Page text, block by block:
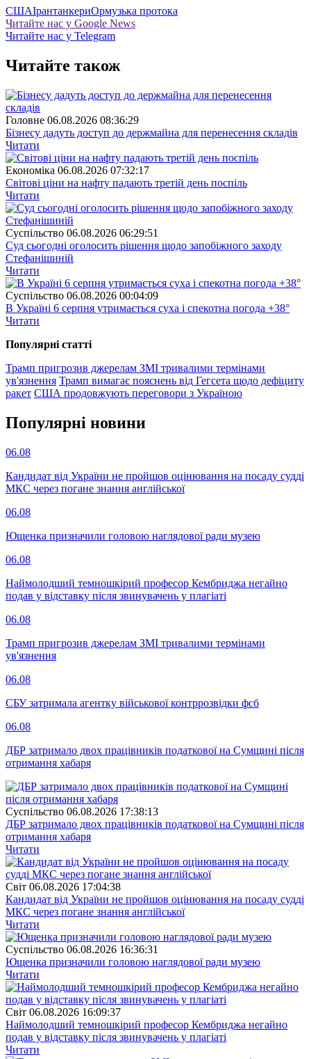
СШАІрантанкериОрмузька протока
Читайте нас у Google News
Читайте нас у Telegram
Читайте також
Головне 06.08.2026 08:36:29
Бізнесу дадуть доступ до держмайна для перенесення складів
Читати
Економіка 06.08.2026 07:32:17
Світові ціни на нафту падають третій день поспіль
Читати
Суспiльство 06.08.2026 06:29:51
Суд сьогодні оголосить рішення щодо запобіжного заходу
Стефанішиній
Читати
Суспiльство 06.08.2026 00:04:09
В Україні 6 серпня утримається суха і спекотна погода +38°
Читати
Популярнi статтi
Трамп пригрозив джерелам ЗМІ тривалими термінами
ув'язнення Трамп вимагає пояснень від Гегсета щодо дефіциту
ракет США продовжують переговори з Україною
Популярнi новини
06.08
Кандидат від України не пройшов оцінювання на посаду судді
МКС через погане знання англійської
06.08
Ющенка призначили головою наглядової ради музею
06.08
Наймолодший темношкірий професор Кембриджа негайно
подав у відставку після звинувачень у плагіаті
06.08
Трамп пригрозив джерелам ЗМІ тривалими термінами
ув'язнення
06.08
СБУ затримала агентку військової контррозвідки фсб
06.08
ДБР затримало двох працівників податкової на Сумщині після
отримання хабаря
Суспiльство 06.08.2026 17:38:13
ДБР затримало двох працівників податкової на Сумщині після
отримання хабаря
Читати
Свiт 06.08.2026 17:04:38
Кандидат від України не пройшов оцінювання на посаду судді
МКС через погане знання англійської
Читати
Суспiльство 06.08.2026 16:36:31
Ющенка призначили головою наглядової ради музею
Читати
Свiт 06.08.2026 16:09:37
Наймолодший темношкірий професор Кембриджа негайно
подав у відставку після звинувачень у плагіаті
Читати